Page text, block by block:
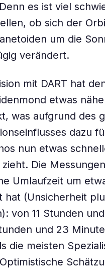
es ist viel
ob sich der
um die
verändert.
mit DART hat
etwas
was aufgrund des
dazu
nun etwas
zieht. Die
Umlaufzeit um
hat (Unsicherheit
von 11 Stunden
und 23
die meisten